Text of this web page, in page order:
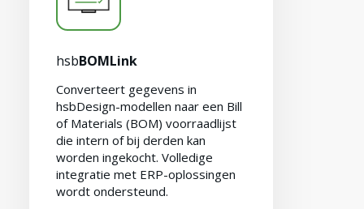
Vacatures
hsbBOMLink
Converteert gegevens in
hsbDesign-modellen naar een Bill
of Materials (BOM) voorraadlijst
die intern of bij derden kan
worden ingekocht. Volledige
integratie met ERP-oplossingen
wordt ondersteund.